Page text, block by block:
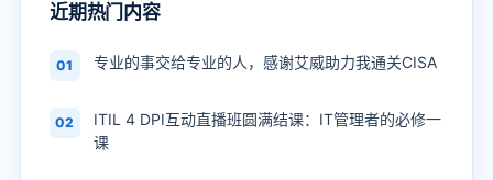
近期热门内容
01 专业的事交给专业的人，感谢艾威助力我通关CISA
02
ITIL 4 DPI互动直播班圆满结课：IT管理者的必修一
课